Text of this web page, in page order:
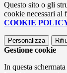
Questo sito o gli
cookie necessari al
COOKIE
Personalizza
Gestione cookie
In questa